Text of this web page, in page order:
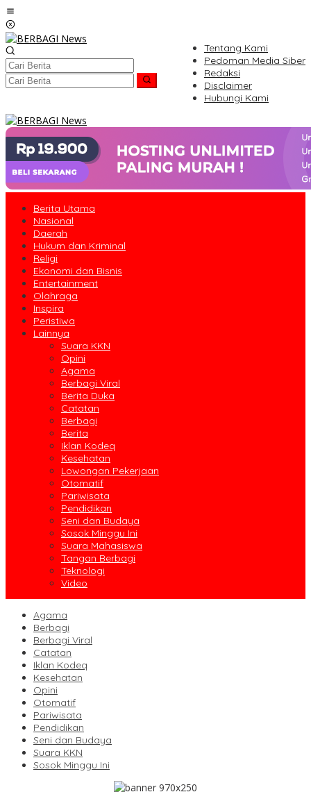
Lewati
ke
konten
Tentang Kami
Pedoman Media Siber
Redaksi
Disclaimer
Hubungi Kami
Berita Utama
Nasional
Daerah
Hukum dan Kriminal
Religi
Ekonomi dan Bisnis
Entertainment
Olahraga
Inspira
Peristiwa
Lainnya
Suara KKN
Opini
Agama
Berbagi Viral
Berita Duka
Catatan
Berbagi
Berita
Iklan Kodeq
Kesehatan
Lowongan Pekerjaan
Otomatif
Pariwisata
Pendidikan
Seni dan Budaya
Sosok Minggu Ini
Suara Mahasiswa
Tangan Berbagi
Teknologi
Video
Agama
Berbagi
Berbagi Viral
Catatan
Iklan Kodeq
Kesehatan
Opini
Otomatif
Pariwisata
Pendidikan
Seni dan Budaya
Suara KKN
Sosok Minggu Ini